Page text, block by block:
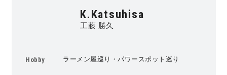
K.Katsuhisa
工藤 勝久
Hobby ラーメン屋巡り・パワースポット巡り